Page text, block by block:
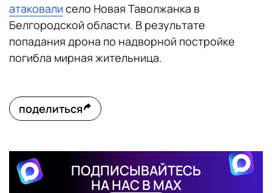
атаковали село Новая Таволжанка в
Белгородской области. В результате
попадания дрона по надворной постройке
погибла мирная жительница.
поделиться
ПОДПИСЫВАЙТЕСЬ
НА НАС В MAX